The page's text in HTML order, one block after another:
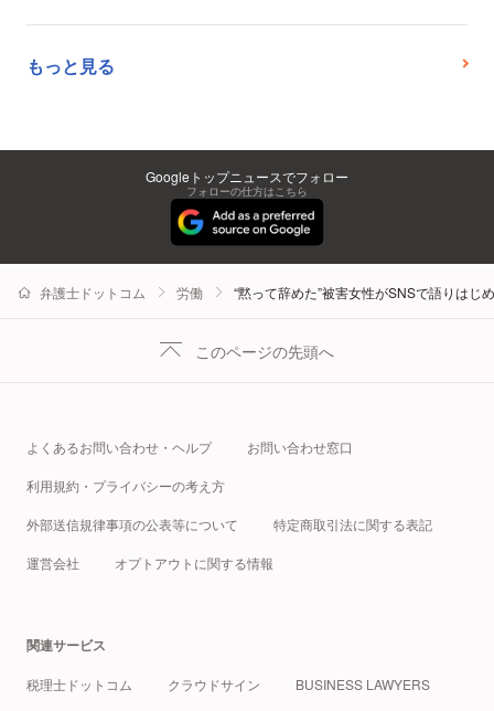
もっと見る
Googleトップニュースでフォロー
フォローの仕方はこちら
弁護士ドットコム 労働 “黙って辞めた”被害女性がSNSで語りは
このページの先頭へ
よくあるお問い合わせ・ヘルプ お問い合わせ窓口
利用規約・プライバシーの考え方
外部送信規律事項の公表等について 特定商取引法に関する表記
運営会社 オプトアウトに関する情報
関連サービス
税理士ドットコム クラウドサイン BUSINESS LAWYERS